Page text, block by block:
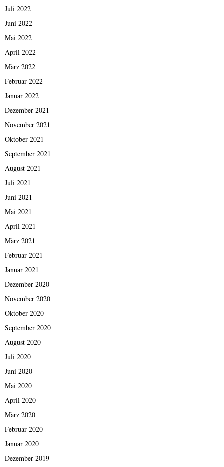
Juli 2022
Juni 2022
Mai 2022
April 2022
März 2022
Februar 2022
Januar 2022
Dezember 2021
November 2021
Oktober 2021
September 2021
August 2021
Juli 2021
Juni 2021
Mai 2021
April 2021
März 2021
Februar 2021
Januar 2021
Dezember 2020
November 2020
Oktober 2020
September 2020
August 2020
Juli 2020
Juni 2020
Mai 2020
April 2020
März 2020
Februar 2020
Januar 2020
Dezember 2019